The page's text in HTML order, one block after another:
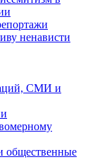
ненависти
СМИ и
общественные